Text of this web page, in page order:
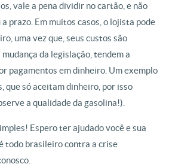
vale a pena dividir no cartão, e não
prazo. Em muitos casos, o lojista pode
uma vez que, seus custos são
da legislação, tendem a
pagamentos em dinheiro. Um exemplo
que só aceitam dinheiro, por isso
a qualidade da gasolina!).
Espero ter ajudado você e sua
todo brasileiro contra a crise